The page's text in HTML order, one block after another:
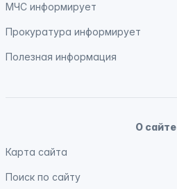
МЧС информирует
Прокуратура информирует
Полезная информация
О сайте
Карта сайта
Поиск по сайту